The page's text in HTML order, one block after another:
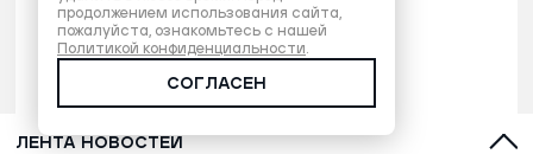
ЛЕНТА НОВОСТЕЙ
продолжением использования сайта,
пожалуйста, ознакомьтесь с нашей
Политикой конфиденциальности.
СОГЛАСЕН